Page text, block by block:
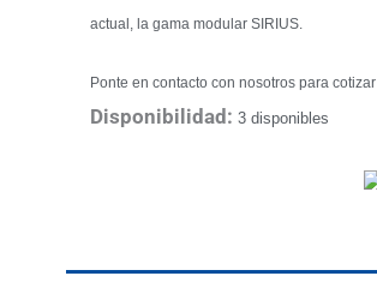
actual, la gama modular SIRIUS.
Ponte en contacto con nosotros para cotizar
Disponibilidad: 3 disponibles